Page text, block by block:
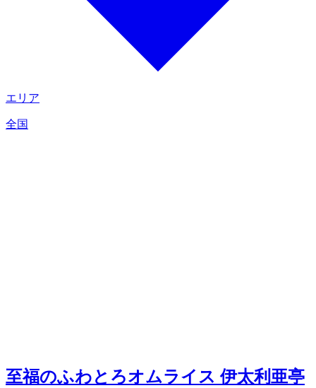
エリア
全国
至福のふわとろオムライス 伊太利亜亭